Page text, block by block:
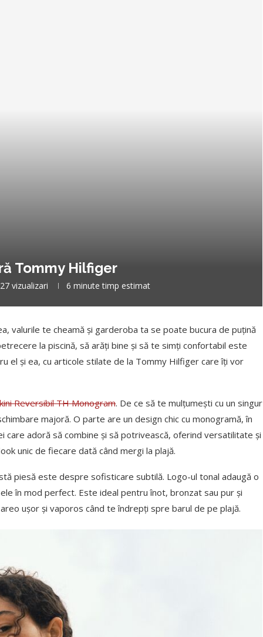
Tommy Hilfiger
vizualizari 6 minute timp estimat
valurile te cheamă și garderoba ta se poate bucura de puțină
la piscină, să arăți bine și să te simți confortabil este
el și ea, cu articole stilate de la Tommy Hilfiger care îți vor
Reversibil TH Monogram. De ce să te mulțumești cu un singur
majoră. O parte are un design chic cu monogramă, în
adoră să combine și să potrivească, oferind versatilitate și
unic de fiecare dată când mergi la plajă.
piesă este despre sofisticare subtilă. Logo-ul tonal adaugă o
în mod perfect. Este ideal pentru înot, bronzat sau pur și
ușor și vaporos când te îndrepți spre barul de pe plajă.